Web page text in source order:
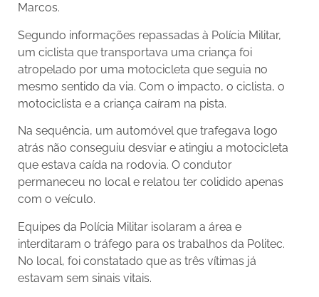
Marcos.
Segundo informações repassadas à Polícia Militar,
um ciclista que transportava uma criança foi
atropelado por uma motocicleta que seguia no
mesmo sentido da via. Com o impacto, o ciclista, o
motociclista e a criança caíram na pista.
Na sequência, um automóvel que trafegava logo
atrás não conseguiu desviar e atingiu a motocicleta
que estava caída na rodovia. O condutor
permaneceu no local e relatou ter colidido apenas
com o veículo.
Equipes da Polícia Militar isolaram a área e
interditaram o tráfego para os trabalhos da Politec.
No local, foi constatado que as três vítimas já
estavam sem sinais vitais.